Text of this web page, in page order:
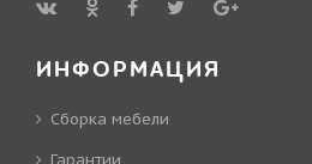
ИНФОРМАЦИЯ
Сборка мебели
Гарантии